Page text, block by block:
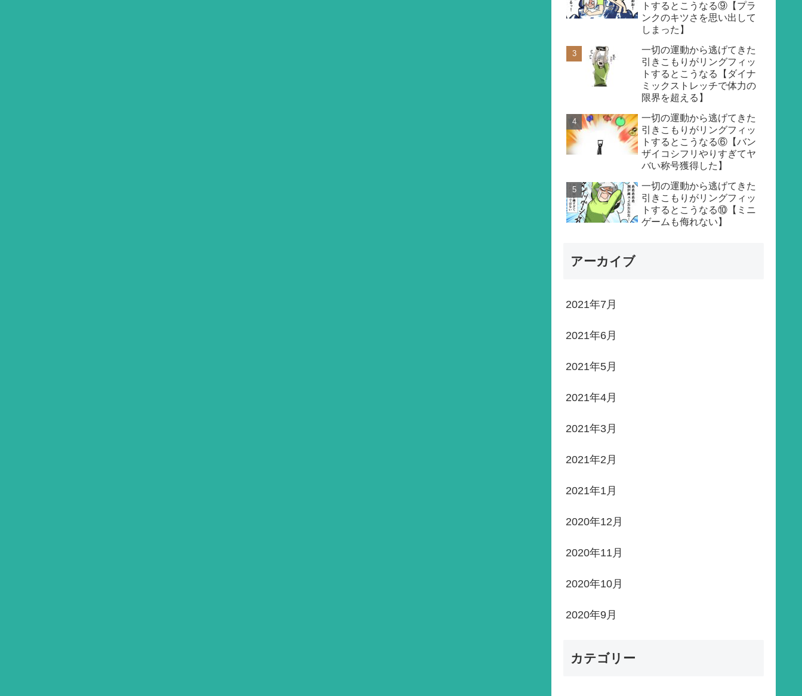
トするとこうなる⑨【プラ
ンクのキツさを思い出して
しまった】
一切の運動から逃げてきた
引きこもりがリングフィッ
トするとこうなる【ダイナ
ミックストレッチで体力の
限界を超える】
一切の運動から逃げてきた
引きこもりがリングフィッ
トするとこうなる⑥【バン
ザイコシフリやりすぎてヤ
バい称号獲得した】
一切の運動から逃げてきた
引きこもりがリングフィッ
トするとこうなる⑩【ミニ
ゲームも侮れない】
アーカイブ
2021年7月
2021年6月
2021年5月
2021年4月
2021年3月
2021年2月
2021年1月
2020年12月
2020年11月
2020年10月
2020年9月
カテゴリー